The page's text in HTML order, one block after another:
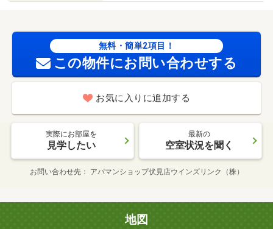
無料・簡単2項目！
この物件にお問い合わせする
お気に入りに追加する
実際にお部屋を
見学したい
最新の
空室状況を聞く
お問い合わせ先 アパマンショップ伏見店ウインズリンク（株）
地図